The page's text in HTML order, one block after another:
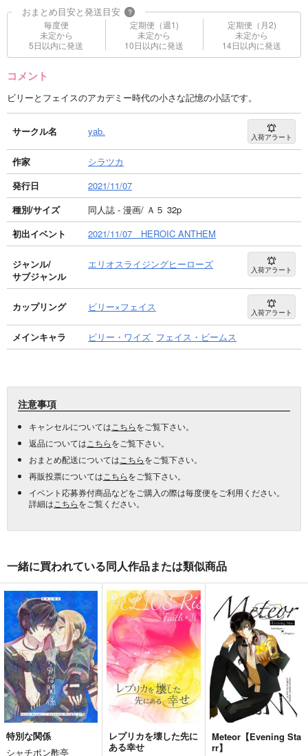
おまとめ目安と発送目安 ?
毎度便
未定から
5日以内に発送
定期便（週1)
未定から
10日以内に発送
定期便（月2)
未定から
14日以内に発送
コメント
ビリーとフェイスのアカデミー時代の小さな記憶の小話です。
サークル名 yab. 入荷アラート
作家
シラツカ
発行日
2021/11/07
種別/サイズ
同人誌 - 漫画/ Ａ５ 32p
初出イベント
2021/11/07 HEROIC ANTHEM
ジャンル/
サブジャンル
エリオスライジングヒーローズ 入荷アラート
カップリング ビリー×フェイス 入荷アラート
メインキャラ ビリー・ワイズ フェイス・ビームス
注意事項
キャンセルについては こちらをご覧下さい。
返品については こちらをご覧下さい。
おまとめ配送については こちらをご覧下さい。
再販投票については こちらをご覧下さい。
イベント応募券付商品などをご購入の際は毎度便をご利用ください。
詳細は こちらをご覧ください。
一緒に買われている同人作品または類似商品
特別な関係
シャチポン酢亭
レプリカを壊した先に
ある幸せ
Meteor【Evening Sta
rr】